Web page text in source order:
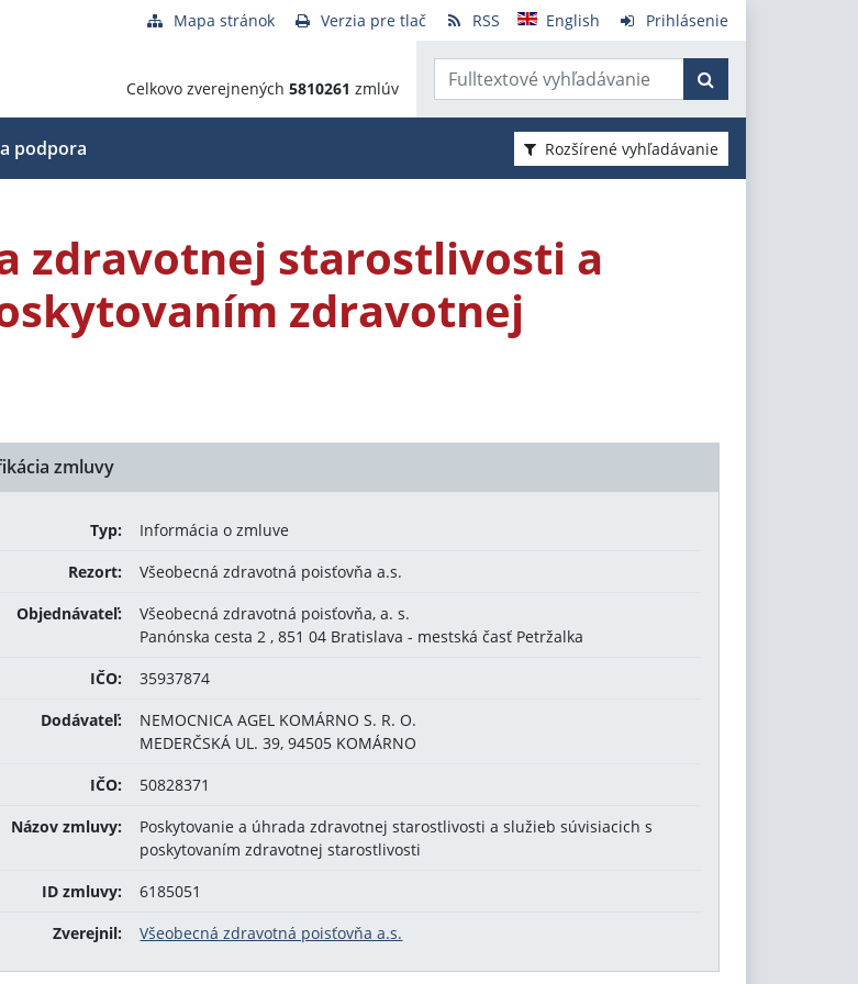
Mapa stránok Verzia pre tlač RSS English Prihlásenie
Celkovo zverejnených 5810261 zmlúv
podpora Rozšírené vyhľadávanie
zdravotnej starostlivosti a
zdravotnej
zmluvy
Typ:
Informácia o zmluve
Rezort:
Všeobecná zdravotná poisťovňa a.s.
Objednávateľ:
Všeobecná zdravotná poisťovňa, a. s.
Panónska cesta 2 , 851 04 Bratislava - mestská časť Petržalka
IČO:
35937874
Dodávateľ:
NEMOCNICA AGEL KOMÁRNO S. R. O.
MEDERČSKÁ UL. 39, 94505 KOMÁRNO
IČO:
50828371
Názov zmluvy:
Poskytovanie a úhrada zdravotnej starostlivosti a služieb súvisiacich s
poskytovaním zdravotnej starostlivosti
ID zmluvy:
6185051
Zverejnil:
Všeobecná zdravotná poisťovňa a.s.